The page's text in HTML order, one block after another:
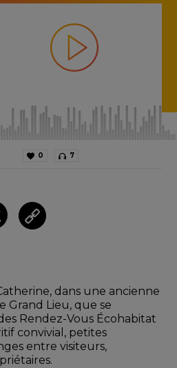
0 7
dans une ancienne
Grand Lieu, que se
Rendez-Vous Écohabitat
convivial, petites
entre visiteurs,